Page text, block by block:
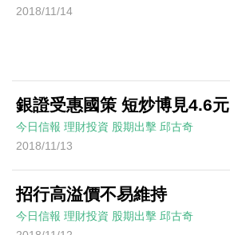
2018/11/14
銀證受惠國策 短炒博見4.6元
今日信報 理財投資 股期出擊 邱古奇
2018/11/13
招行高溢價不易維持
今日信報 理財投資 股期出擊 邱古奇